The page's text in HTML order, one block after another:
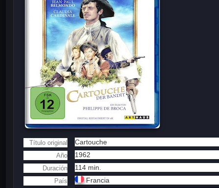
Título original Cartouche
Año 1962
Duración 114 min.
País Francia